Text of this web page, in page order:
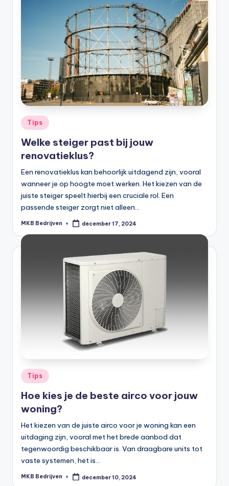
Tips
Welke steiger past bij jouw
renovatieklus?
Een renovatieklus kan behoorlijk uitdagend zijn, vooral
wanneer je op hoogte moet werken. Het kiezen van de
juiste steiger speelt hierbij een cruciale rol. Een
passende steiger zorgt niet alleen…
MKB Bedrijven december 17, 2024
Tips
Hoe kies je de beste airco voor jouw
woning?
Het kiezen van de juiste airco voor je woning kan een
uitdaging zijn, vooral met het brede aanbod dat
tegenwoordig beschikbaar is. Van draagbare units tot
vaste systemen, het is…
MKB Bedrijven december 10, 2024